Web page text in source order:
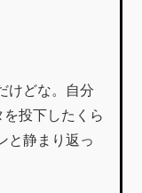
けどな。自分
投下したくら
と静まり返っ